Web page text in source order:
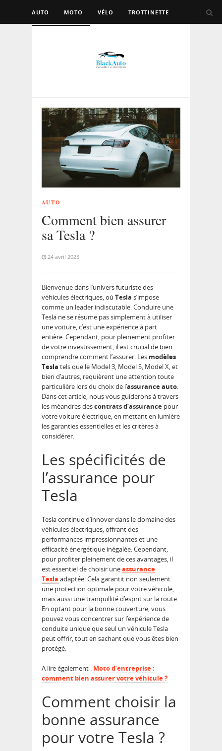
AUTO MOTO VÉLO TROTTINETTE
AUTO
Comment bien assurer
sa Tesla ?
24 avril 2025
Bienvenue dans l’univers futuriste des
véhicules électriques, où Tesla s’impose
comme un leader indiscutable. Conduire une
Tesla ne se résume pas simplement à utiliser
une voiture, c’est une expérience à part
entière. Cependant, pour pleinement profiter
de votre investissement, il est crucial de bien
comprendre comment l’assurer. Les modèles
Tesla tels que le Model 3, Model S, Model X, et
bien d’autres, requièrent une attention toute
particulière lors du choix de l’assurance auto.
Dans cet article, nous vous guiderons à travers
les méandres descontrats d’assurance pour
votre voiture électrique, en mettant en lumière
les garanties essentielles et les critères à
considérer.
Les spécificités de
l’assurance pour
Tesla
Tesla continue d’innover dans le domaine des
véhicules électriques, offrant des
performances impressionnantes et une
efficacité énergétique inégalée. Cependant,
pour profiter pleinement de ces avantages, il
est essentiel de choisir uneassurance
Tesla adaptée. Cela garantit non seulement
une protection optimale pour votre véhicule,
mais aussi une tranquillité d’esprit sur la route.
En optant pour la bonne couverture, vous
pouvez vous concentrer sur l’expérience de
conduite unique que seul un véhicule Tesla
peut offrir, tout en sachant que vous êtes bien
protégé.
A lire également : Moto d’entreprise :
comment bien assurer votre véhicule ?
Comment choisir la
bonne assurance
pour votre Tesla ?